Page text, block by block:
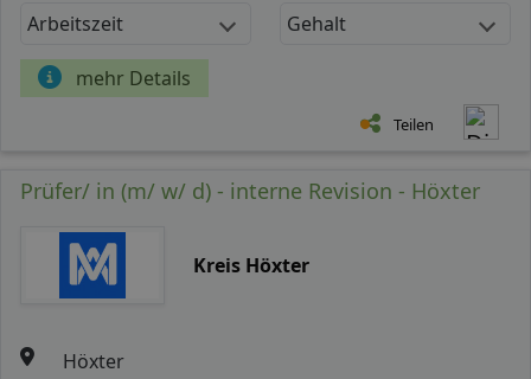
Arbeitszeit Gehalt
mehr Details
Teilen
Prüfer/ in (m/ w/ d) - interne Revision - Höxter
Kreis Höxter
Höxter